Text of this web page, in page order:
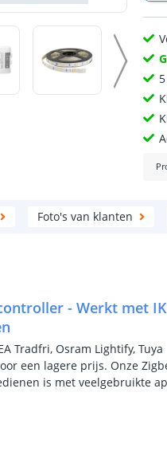
Foto's van klanten
- Werkt met
Tradfri, Osram Lightify, Tuya
een lagere prijs. Onze
is met veelgebruikte